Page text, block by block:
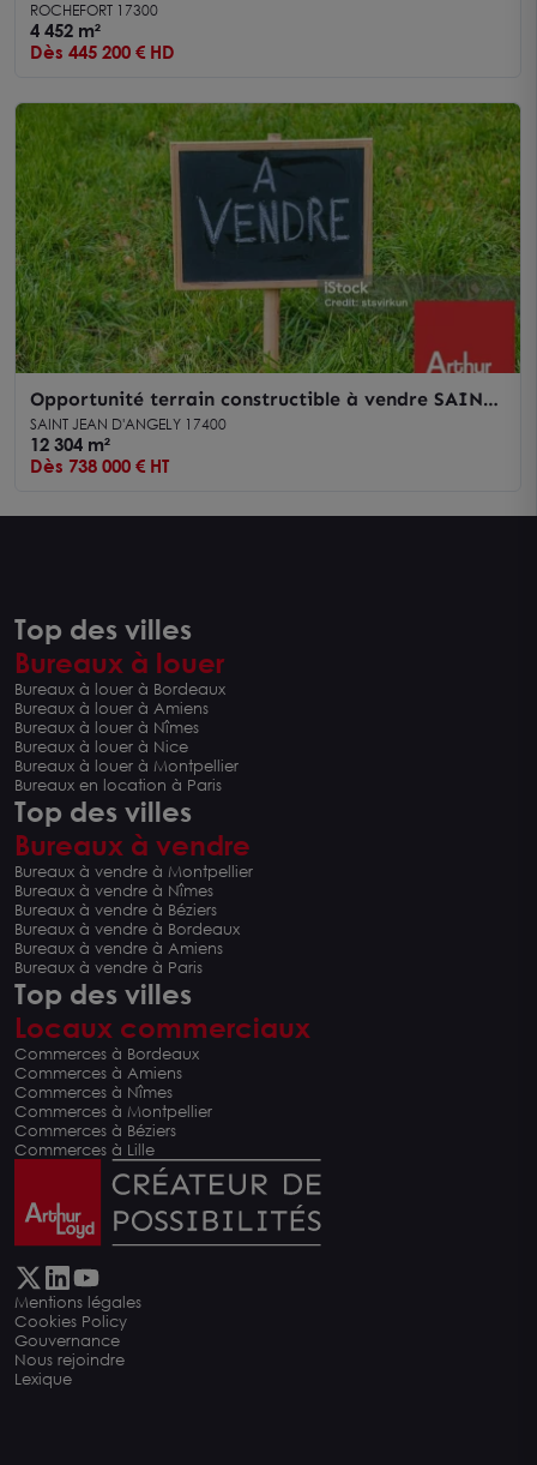
ROCHEFORT 17300
4 452 m²
Dès 445 200 € HD
Opportunité terrain constructible à vendre SAINT
JEAN D'ANGELY Proche axe routier ANGOULEME
SAINT JEAN D'ANGELY 17400
12 304 m²
Dès 738 000 € HT
Top des villes
Bureaux à louer
Bureaux à louer à Bordeaux
Bureaux à louer à Amiens
Bureaux à louer à Nîmes
Bureaux à louer à Nice
Bureaux à louer à Montpellier
Bureaux en location à Paris
Top des villes
Bureaux à vendre
Bureaux à vendre à Montpellier
Bureaux à vendre à Nîmes
Bureaux à vendre à Béziers
Bureaux à vendre à Bordeaux
Bureaux à vendre à Amiens
Bureaux à vendre à Paris
Top des villes
Locaux commerciaux
Commerces à Bordeaux
Commerces à Amiens
Commerces à Nîmes
Commerces à Montpellier
Commerces à Béziers
Commerces à Lille
Mentions légales
Cookies Policy
Gouvernance
Nous rejoindre
Lexique